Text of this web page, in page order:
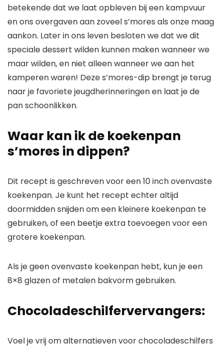
betekende dat we laat opbleven bij een kampvuur
en ons overgaven aan zoveel s’mores als onze maag
aankon. Later in ons leven besloten we dat we dit
speciale dessert wilden kunnen maken wanneer we
maar wilden, en niet alleen wanneer we aan het
kamperen waren! Deze s’mores-dip brengt je terug
naar je favoriete jeugdherinneringen en laat je de
pan schoonlikken.
Waar kan ik de koekenpan
s’mores in dippen?
Dit recept is geschreven voor een 10 inch ovenvaste
koekenpan. Je kunt het recept echter altijd
doormidden snijden om een ​​kleinere koekenpan te
gebruiken, of een beetje extra toevoegen voor een
grotere koekenpan.
Als je geen ovenvaste koekenpan hebt, kun je een
8×8 glazen of metalen bakvorm gebruiken.
Chocoladeschilfervervangers:
Voel je vrij om alternatieven voor chocoladeschilfers